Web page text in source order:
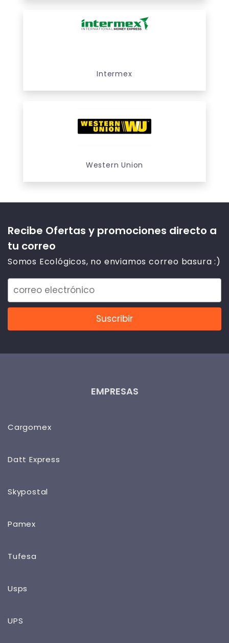
Intermex
Western Union
Recibe Ofertas y promociones directo a
tu correo
Somos Ecológicos, no enviamos correo basura :)
EMPRESAS
Cargomex
Datt Express
Skypostal
Pamex
Tufesa
Usps
UPS